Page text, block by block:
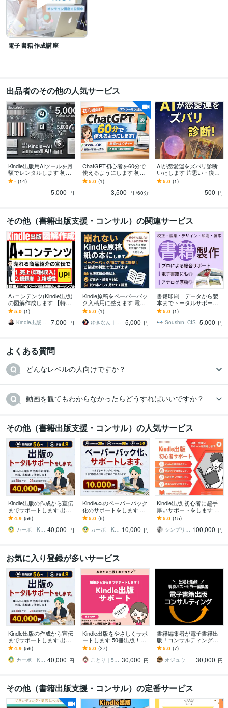
電子書籍作成講座
出品者のその他の人気サービス
Kindle出版用AIツールを月
額でレンタルします 初期
費用ゼロでKindle出版を始
めたい方に！
- (14)
5,000 円
ChatGPT初心者を60分で
使えるようにします 初心
者を60分でChatGPTが使
える状態に導きます
5.0 (1)
3,500 円 /60分
AIが恋愛運をズバリ診断
いたします 片思い・復
縁・出会い…未来をAIが
予言！
5.0 (1)
500 円
その他（書籍出版支援・コンサル）の関連サービス
A+コンテンツ(Kindle出版)
の図解作成します 【特典
付】売れる商品紹介の宣
伝で売上(印税)と信頼度ア
ップ！
5.0 (1)
Kindle出版ソムリエ＠セッキー
7,000 円
Kindle原稿をペーパーバッ
ク入稿用に整えます 電子
書籍がそのまま紙の本
に！ご希望の判型で仕上
げます！
5.0 (1)
ゆきなん｜時短設計×Kindle専門家
5,000 円
書籍印刷 データから製
本までトータルサポート
します 柔軟にご対応しま
す。まずはお気軽にご相
談ください
5.0 (1)
Soushin_CIS 5,000 円
よくある質問
どんなレベルの人向けですか？
動画を観てもわからなかったらどうすればいいですか？
その他（書籍出版支援・コンサル）の人気サービス
Kindle出版の作成から宣伝
までサポートします 出版3
8冊・サポート98冊の作家
が出版まで伴走します
4.9 (56)
カーボ Kindle作家38冊超出版 40,000 円
Kindle本のペーパーバック
化のサポートをします 出
版実績38冊以上の作家が
ペーパーバック化のサポ
ートをします
5.0 (6)
カーボ Kindle作家38冊超出版 10,000 円
Kindle出版 初心者に超手
厚いサポートをします 印
税月300万のKindle作家が
読まれるコツを全て教え
ます
5.0 (15)
シンプリストやまだ＠書く副業 100,000 円
お気に入り登録が多いサービス
Kindle出版の作成から宣伝
までサポートします 出版3
8冊・サポート98冊の作家
が出版まで伴走します
4.9 (56)
カーボ Kindle作家38冊超出版 40,000 円
Kindle出版をやさしくサポ
ートします 50冊出版！経
験豊富なKindle作家が全力
でサポートします
5.0 (27)
ことり｜50冊以上出版のKindle作家 30,000 円
書籍編集者が電子書籍出
版「コンサルティング」
します 出版社勤務・ベス
トセラー編集者が「売れ
る本」へサポート
5.0 (7)
オジュウ
30,000 円
その他（書籍出版支援・コンサル）の定番サービス